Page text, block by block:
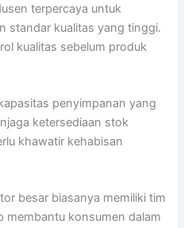
terpercaya untuk
standar kualitas yang tinggi.
kualitas sebelum produk
penyimpanan yang
ketersediaan stok
khawatir kehabisan
besar biasanya memiliki tim
membantu konsumen dalam